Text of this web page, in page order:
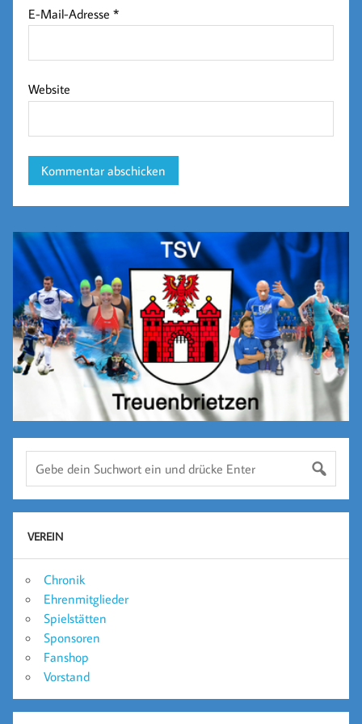
E-Mail-Adresse*
Website
VEREIN
Chronik
Ehrenmitglieder
Spielstätten
Sponsoren
Fanshop
Vorstand